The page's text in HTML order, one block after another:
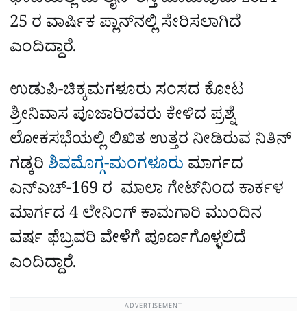
25 ರ ವಾರ್ಷಿಕ ಪ್ಲಾನ್‌ನಲ್ಲಿ ಸೇರಿಸಲಾಗಿದೆ
ಎಂದಿದ್ದಾರೆ.
ಉಡುಪಿ-ಚಿಕ್ಕಮಗಳೂರು ಸಂಸದ ಕೋಟ
ಶ್ರೀನಿವಾಸ ಪೂಜಾರಿರವರು ಕೇಳಿದ ಪ್ರಶ್ನೆ
ಲೋಕಸಭೆಯಲ್ಲಿ ಲಿಖಿತ ಉತ್ತರ ನೀಡಿರುವ ನಿತಿನ್‌
ಗಡ್ಕರಿ ಶಿವಮೊಗ್ಗ-ಮಂಗಳೂರು ಮಾರ್ಗದ
ಎನ್‌ಎಚ್-169 ರ ಮಾಲಾ ಗೇಟ್‌ನಿಂದ ಕಾರ್ಕಳ
ಮಾರ್ಗದ 4 ಲೇನಿಂಗ್ ಕಾಮಗಾರಿ ಮುಂದಿನ
ವರ್ಷ ಫೆಬ್ರವರಿ ವೇಳೆಗೆ ಪೂರ್ಣಗೊಳ್ಳಲಿದೆ
ಎಂದಿದ್ದಾರೆ.
ADVERTISEMENT